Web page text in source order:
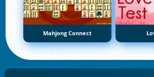
Mahjong Connect